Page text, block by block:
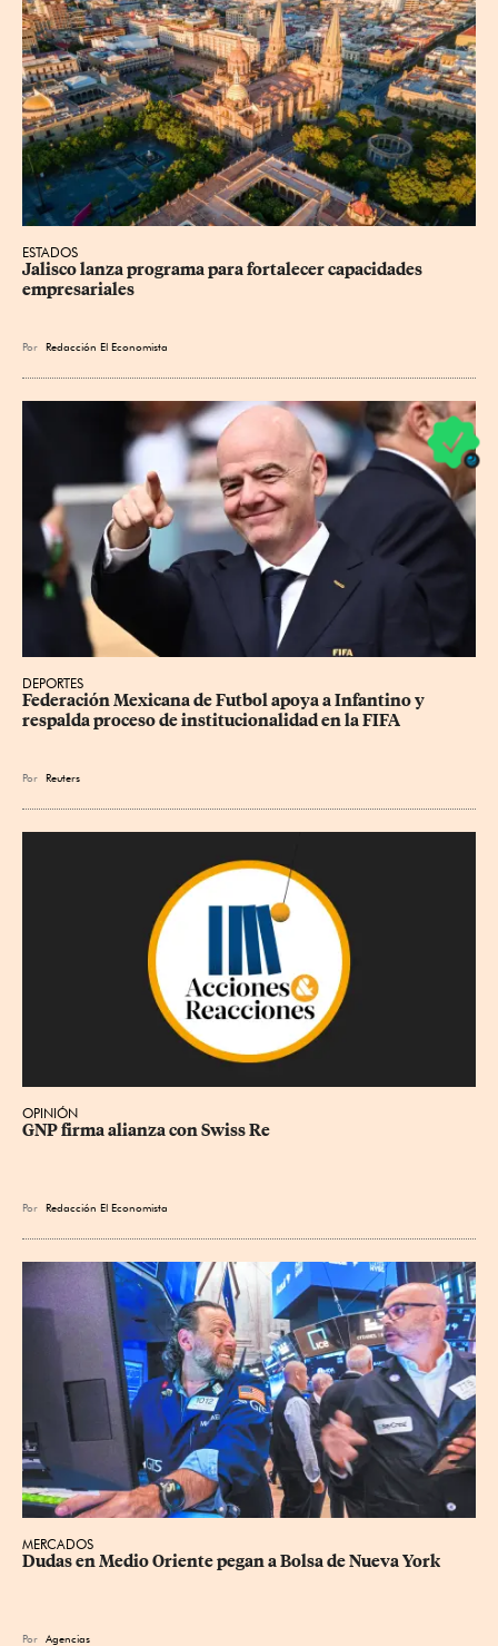
ESTADOS
Jalisco lanza programa para fortalecer capacidades
empresariales
Por Redacción El Economista
DEPORTES
Federación Mexicana de Futbol apoya a Infantino y
respalda proceso de institucionalidad en la FIFA
Por Reuters
OPINIÓN
GNP firma alianza con Swiss Re
Por Redacción El Economista
MERCADOS
Dudas en Medio Oriente pegan a Bolsa de Nueva York
Por Agencias